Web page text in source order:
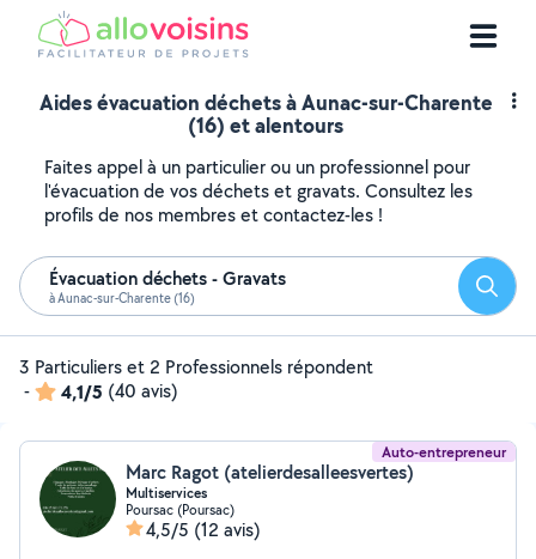
Aides évacuation déchets à Aunac-sur-Charente
(16) et alentours
Faites appel à un particulier ou un professionnel pour
l'évacuation de vos déchets et gravats. Consultez les
profils de nos membres et contactez-les !
Évacuation déchets - Gravats
à Aunac-sur-Charente (16)
3 Particuliers et 2 Professionnels répondent
-
4,1/5 (40 avis)
Auto-entrepreneur
Marc Ragot (atelierdesalleesvertes)
Multiservices
Poursac (Poursac)
4,5/5 (12 avis)